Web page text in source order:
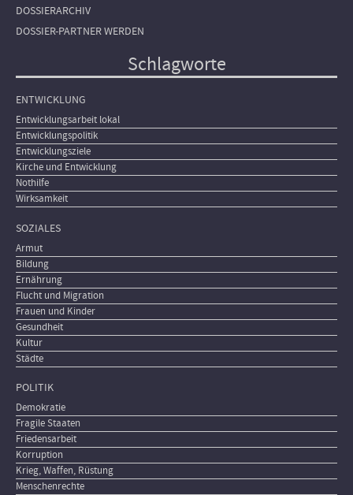
DOSSIERARCHIV
DOSSIER-PARTNER WERDEN
Schlagworte
ENTWICKLUNG
Entwicklungsarbeit lokal
Entwicklungspolitik
Entwicklungsziele
Kirche und Entwicklung
Nothilfe
Wirksamkeit
SOZIALES
Armut
Bildung
Ernährung
Flucht und Migration
Frauen und Kinder
Gesundheit
Kultur
Städte
POLITIK
Demokratie
Fragile Staaten
Friedensarbeit
Korruption
Krieg, Waffen, Rüstung
Menschenrechte